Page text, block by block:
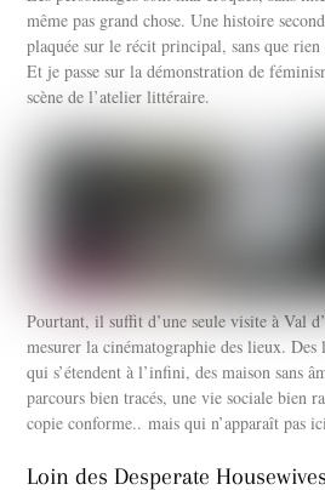
même pas grand chose. Une histoire
plaquée sur le récit principal, sans que rien
Et je passe sur la démonstration de
scène de l’atelier littéraire.
Pourtant, il suffit d’une seule visite à Val
mesurer la cinématographie des lieux. Des
qui s’étendent à l’infini, des maison sans
parcours bien tracés, une vie sociale bien
copie conforme.. mais qui n’apparaît pas
Loin des Desperate Housewives